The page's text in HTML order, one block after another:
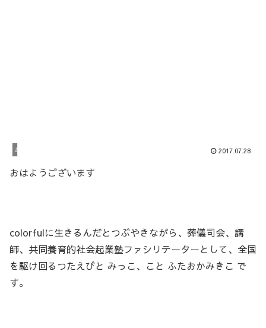
お知らせ 2017.07.28
おはようございます
colorfulに生きるんだとつぶやきながら、葬儀司会、講
師、共同養育的社会起業塾ファシリテーターとして、全国
を駆け回るつたえびと みっこ、こと ふたおかみきこ で
す。